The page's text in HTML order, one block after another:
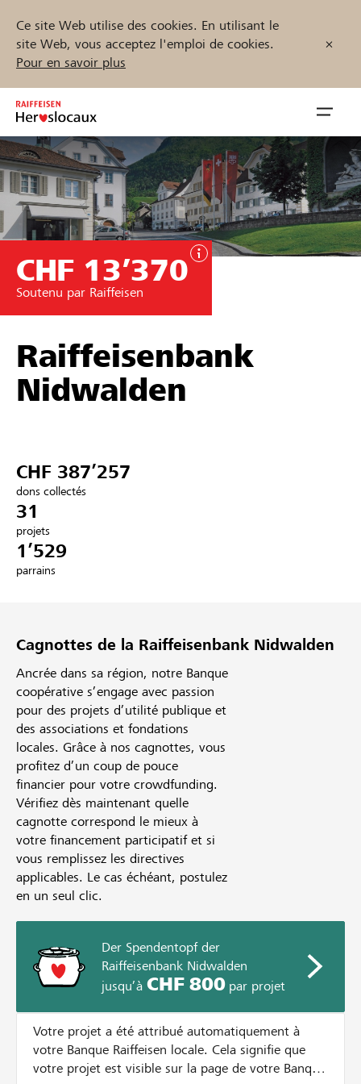
Ce site Web utilise des cookies. En utilisant le
site Web, vous acceptez l'emploi de cookies.
Pour en savoir plus
Inhalt
springen
öffnen
Parrainer
Soutien & assistance
Partenaires / Banques Raiffeisen
Se connecter
S'inscrire
Trouvez des projets et des organisations
Démarrez maintenant
CHF 13’370
Soutenu par Raiffeisen
Raiffeisenbank
Nidwalden
CHF 387’257
dons collectés
31
projets
1’529
parrains
Cagnottes de la Raiffeisenbank Nidwalden
Ancrée dans sa région, notre Banque
coopérative s’engage avec passion
pour des projets d’utilité publique et
des associations et fondations
locales. Grâce à nos cagnottes, vous
profitez d’un coup de pouce
financier pour votre crowdfunding.
Vérifiez dès maintenant quelle
cagnotte correspond le mieux à
votre financement participatif et si
vous remplissez les directives
applicables. Le cas échéant, postulez
en un seul clic.
Der Spendentopf der
Raiffeisenbank Nidwalden
jusqu’à CHF 800par projet
Votre projet a été attribué automatiquement à
votre Banque Raiffeisen locale. Cela signifie que
votre projet est visible sur la page de votre Banque